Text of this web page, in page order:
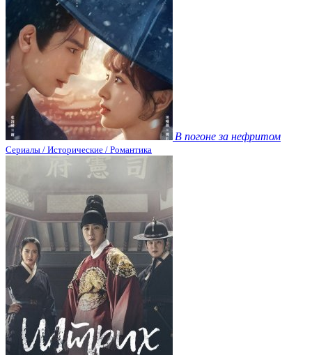
В погоне за нефритом
Сериалы / Исторические / Романтика